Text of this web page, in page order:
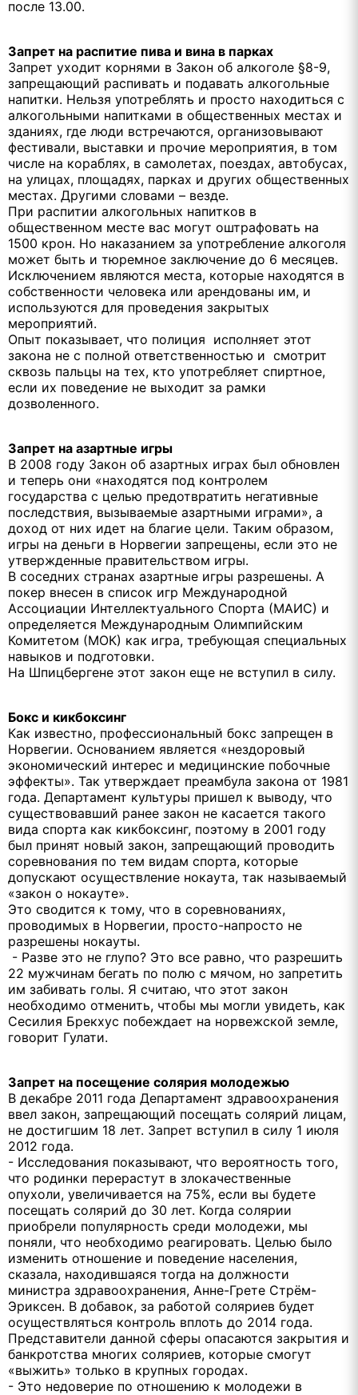
после 13.00.
Запрет на распитие пива и вина в парках
Запрет уходит корнями в Закон об алкоголе §8-9,
запрещающий распивать и подавать алкогольные
напитки. Нельзя употреблять и просто находиться с
алкогольными напитками в общественных местах и
зданиях, где люди встречаются, организовывают
фестивали, выставки и прочие мероприятия, в том
числе на кораблях, в самолетах, поездах, автобусах,
на улицах, площадях, парках и других общественных
местах. Другими словами – везде.
При распитии алкогольных напитков в
общественном месте вас могут оштрафовать на
1500 крон. Но наказанием за употребление алкоголя
может быть и тюремное заключение до 6 месяцев.
Исключением являются места, которые находятся в
собственности человека или арендованы им, и
используются для проведения закрытых
мероприятий.
Опыт показывает, что полиция исполняет этот
закона не с полной ответственностью и смотрит
сквозь пальцы на тех, кто употребляет спиртное,
если их поведение не выходит за рамки
дозволенного.
Запрет на азартные игры
В 2008 году Закон об азартных играх был обновлен
и теперь они «находятся под контролем
государства с целью предотвратить негативные
последствия, вызываемые азартными играми», а
доход от них идет на благие цели. Таким образом,
игры на деньги в Норвегии запрещены, если это не
утвержденные правительством игры.
В соседних странах азартные игры разрешены. А
покер внесен в список игр Международной
Ассоциации Интеллектуального Спорта (МАИС) и
определяется Международным Олимпийским
Комитетом (МОК) как игра, требующая специальных
навыков и подготовки.
На Шпицбергене этот закон еще не вступил в силу.
Бокс и кикбоксинг
Как известно, профессиональный бокс запрещен в
Норвегии. Основанием является «нездоровый
экономический интерес и медицинские побочные
эффекты». Так утверждает преамбула закона от 1981
года. Департамент культуры пришел к выводу, что
существовавший ранее закон не касается такого
вида спорта как кикбоксинг, поэтому в 2001 году
был принят новый закон, запрещающий проводить
соревнования по тем видам спорта, которые
допускают осуществление нокаута, так называемый
«закон о нокауте».
Это сводится к тому, что в соревнованиях,
проводимых в Норвегии, просто-напросто не
разрешены нокауты.
- Разве это не глупо? Это все равно, что разрешить
22 мужчинам бегать по полю с мячом, но запретить
им забивать голы. Я считаю, что этот закон
необходимо отменить, чтобы мы могли увидеть, как
Сесилия Брекхус побеждает на норвежской земле,
говорит Гулати.
Запрет на посещение солярия молодежью
В декабре 2011 года Департамент здравоохранения
ввел закон, запрещающий посещать солярий лицам,
не достигшим 18 лет. Запрет вступил в силу 1 июля
2012 года.
- Исследования показывают, что вероятность того,
что родинки перерастут в злокачественные
опухоли, увеличивается на 75%, если вы будете
посещать солярий до 30 лет. Когда солярии
приобрели популярность среди молодежи, мы
поняли, что необходимо реагировать. Целью было
изменить отношение и поведение населения,
сказала, находившаяся тогда на должности
министра здравоохранения, Анне-Грете Стрём-
Эриксен. В добавок, за работой соляриев будет
осуществляться контроль вплоть до 2014 года.
Представители данной сферы опасаются закрытия и
банкротства многих соляриев, которые смогут
«выжить» только в крупных городах.
- Это недоверие по отношению к молодежи в